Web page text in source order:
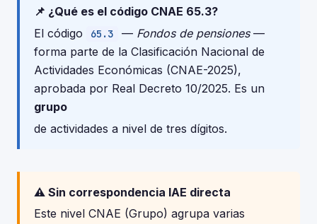
📌 ¿Qué es el código CNAE 65.3?
El código
65.3 — Fondos de pensiones—
forma parte de la Clasificación Nacional de
Actividades Económicas (CNAE-2025),
aprobada por Real Decreto 10/2025. Es un
grupo
de actividades a nivel de tres dígitos.
⚠️ Sin correspondencia IAE directa
Este nivel CNAE (Grupo) agrupa varias